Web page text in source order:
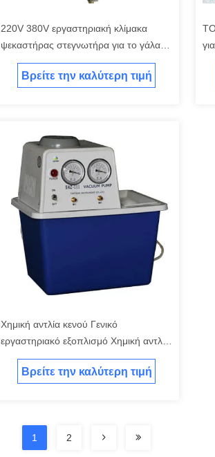
220V 380V εργαστηριακή κλίμακα
ψεκαστήρας στεγνωτήρα για το γάλα
σε σκόνη
Βρείτε την καλύτερη τιμή
Χημική αντλία κενού Γενικό
εργαστηριακό εξοπλισμό Χημική αντλία
διαφράγματος
Βρείτε την καλύτερη τιμή
1 2